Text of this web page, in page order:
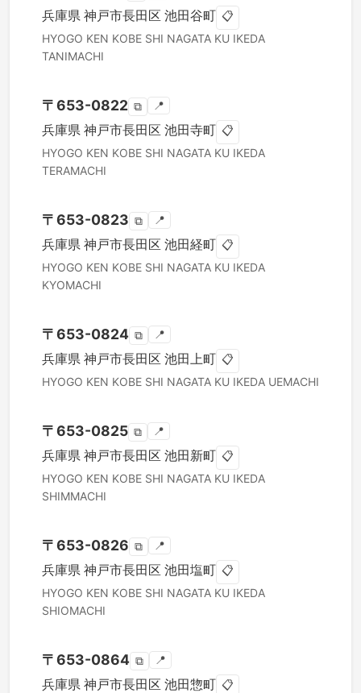
兵庫県 神戸市長田区 池田谷町 📋
HYOGO KEN KOBE SHI NAGATA KU IKEDA
TANIMACHI
〒653-0822 ⧉ 📍
兵庫県 神戸市長田区 池田寺町 📋
HYOGO KEN KOBE SHI NAGATA KU IKEDA
TERAMACHI
〒653-0823 ⧉ 📍
兵庫県 神戸市長田区 池田経町 📋
HYOGO KEN KOBE SHI NAGATA KU IKEDA
KYOMACHI
〒653-0824 ⧉ 📍
兵庫県 神戸市長田区 池田上町 📋
HYOGO KEN KOBE SHI NAGATA KU IKEDA UEMACHI
〒653-0825 ⧉ 📍
兵庫県 神戸市長田区 池田新町 📋
HYOGO KEN KOBE SHI NAGATA KU IKEDA
SHIMMACHI
〒653-0826 ⧉ 📍
兵庫県 神戸市長田区 池田塩町 📋
HYOGO KEN KOBE SHI NAGATA KU IKEDA
SHIOMACHI
〒653-0864 ⧉ 📍
兵庫県 神戸市長田区 池田惣町 📋